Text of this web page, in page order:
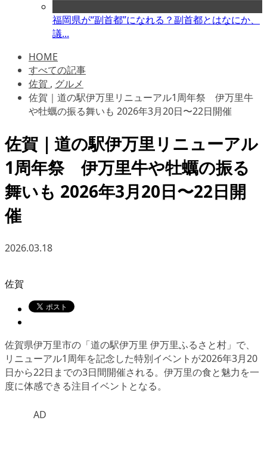
福岡県が“副首都”になれる？副首都とはなにか、
議...
HOME
すべての記事
佐賀 , グルメ
佐賀｜道の駅伊万里リニューアル1周年祭 伊万里牛
や牡蠣の振る舞いも 2026年3月20日〜22日開催
佐賀｜道の駅伊万里リニューアル
1周年祭 伊万里牛や牡蠣の振る
舞いも 2026年3月20日〜22日開
催
2026.03.18
佐賀
佐賀県伊万里市の「道の駅伊万里 伊万里ふるさと村」で、
リニューアル1周年を記念した特別イベントが2026年3月20
日から22日までの3日間開催される。伊万里の食と魅力を一
度に体感できる注目イベントとなる。
AD